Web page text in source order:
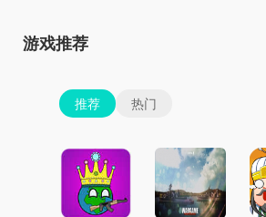
游戏推荐
推荐 热门